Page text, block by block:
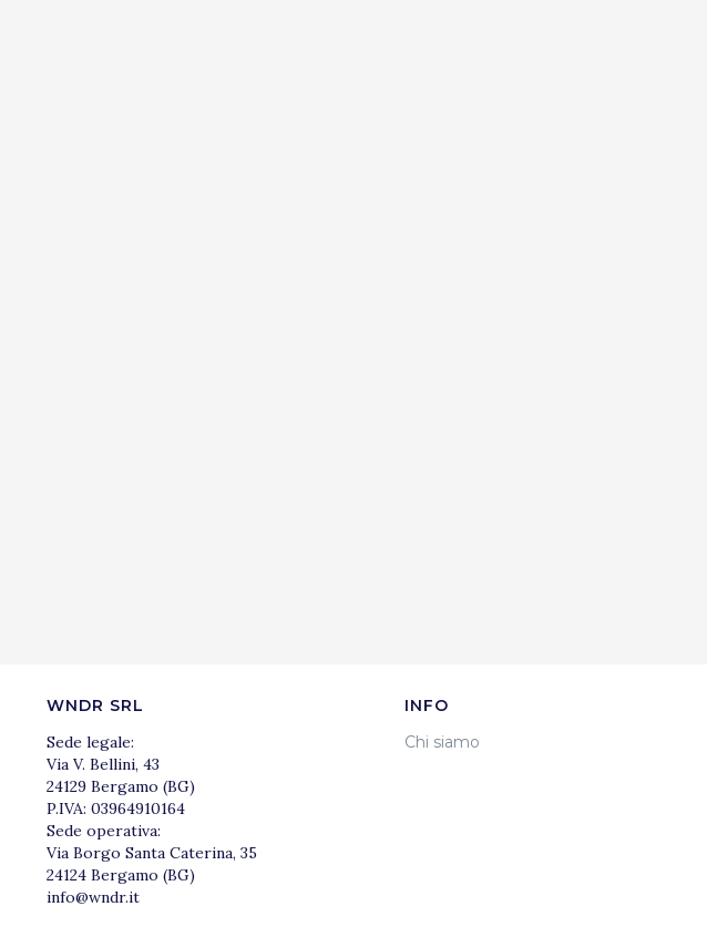
WNDR SRL
Sede legale:
Via V. Bellini, 43
24129 Bergamo (BG)
P.IVA: 03964910164
Sede operativa:
Via Borgo Santa Caterina, 35
24124 Bergamo (BG)
info@wndr.it
INFO
Chi siamo